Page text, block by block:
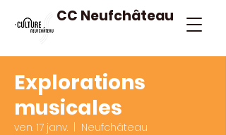
CC Neufchâteau
Explorations
musicales
ven. 17 janv. Neufchâteau